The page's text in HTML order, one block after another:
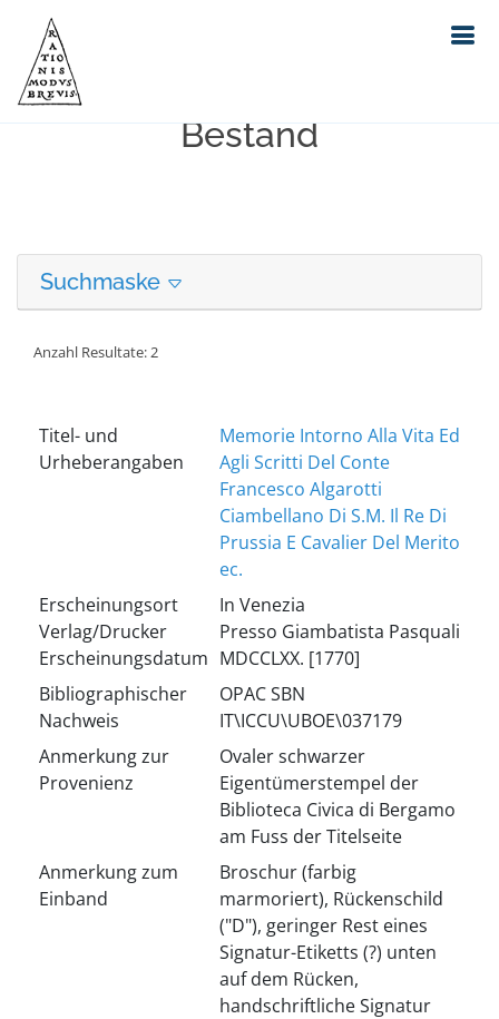
Erweiterte Suche in unserem
Bestand
Suchmaske
Anzahl Resultate: 2
Titel- und
Urheberangaben
Memorie Intorno Alla Vita Ed
Agli Scritti Del Conte
Francesco Algarotti
Ciambellano Di S.M. Il Re Di
Prussia E Cavalier Del Merito
ec.
Erscheinungsort
Verlag/Drucker
Erscheinungsdatum
In Venezia
Presso Giambatista Pasquali
MDCCLXX. [1770]
Bibliographischer
Nachweis
OPAC SBN
IT\ICCU\UBOE\037179
Anmerkung zur
Provenienz
Ovaler schwarzer
Eigentümerstempel der
Biblioteca Civica di Bergamo
am Fuss der Titelseite
Anmerkung zum
Einband
Broschur (farbig
marmoriert), Rückenschild
("D"), geringer Rest eines
Signatur-Etiketts (?) unten
auf dem Rücken,
handschriftliche Signatur